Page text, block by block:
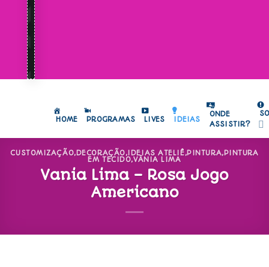
HOME PROGRAMAS LIVES IDEIAS
ONDE
ASSISTIR?
CUSTOMIZAÇÃO,DECORAÇÃO, IDEIAS ATELIÊ,PINTURA, PINTURA
EM TECIDO,VÂNIA LIMA
Vania Lima – Rosa Jogo
Americano